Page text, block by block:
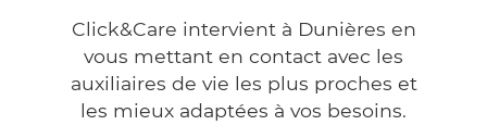
Click&Care intervient à Dunières en
vous mettant en contact avec les
auxiliaires de vie les plus proches et
les mieux adaptées à vos besoins.